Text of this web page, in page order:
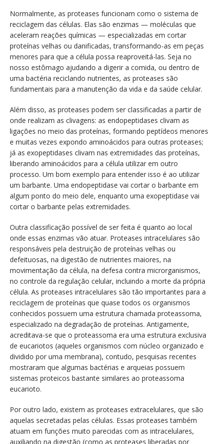
Normalmente, as proteases funcionam como o sistema de
reciclagem das células. Elas são enzimas — moléculas que
aceleram reações químicas — especializadas em cortar
proteínas velhas ou danificadas, transformando-as em peças
menores para que a célula possa reaproveitá-las. Seja no
nosso estômago ajudando a digerir a comida, ou dentro de
uma bactéria reciclando nutrientes, as proteases são
fundamentais para a manutenção da vida e da saúde celular.
Além disso, as proteases podem ser classificadas a partir de
onde realizam as clivagens: as endopeptidases clivam as
ligações no meio das proteínas, formando peptídeos menores
e muitas vezes expondo aminoácidos para outras proteases;
já as exopeptidases clivam nas extremidades das proteínas,
liberando aminoácidos para a célula utilizar em outro
processo. Um bom exemplo para entender isso é ao utilizar
um barbante. Uma endopeptidase vai cortar o barbante em
algum ponto do meio dele, enquanto uma exopeptidase vai
cortar o barbante pelas extremidades.
Outra classificação possível de ser feita é quanto ao local
onde essas enzimas vão atuar. Proteases intracelulares são
responsáveis pela destruição de proteínas velhas ou
defeituosas, na digestão de nutrientes maiores, na
movimentação da célula, na defesa contra microrganismos,
no controle da regulação celular, incluindo a morte da própria
célula. As proteases intracelulares são tão importantes para a
reciclagem de proteínas que quase todos os organismos
conhecidos possuem uma estrutura chamada proteassoma,
especializado na degradação de proteínas. Antigamente,
acreditava-se que o proteassoma era uma estrutura exclusiva
de eucariotos (aqueles organismos com núcleo organizado e
dividido por uma membrana), contudo, pesquisas recentes
mostraram que algumas bactérias e arqueias possuem
sistemas proteicos bastante similares ao proteassoma
eucarioto.
Por outro lado, existem as proteases extracelulares, que são
aquelas secretadas pelas células. Essas proteases também
atuam em funções muito parecidas com as intracelulares,
auxiliando na digestão (como as proteases liberadas por